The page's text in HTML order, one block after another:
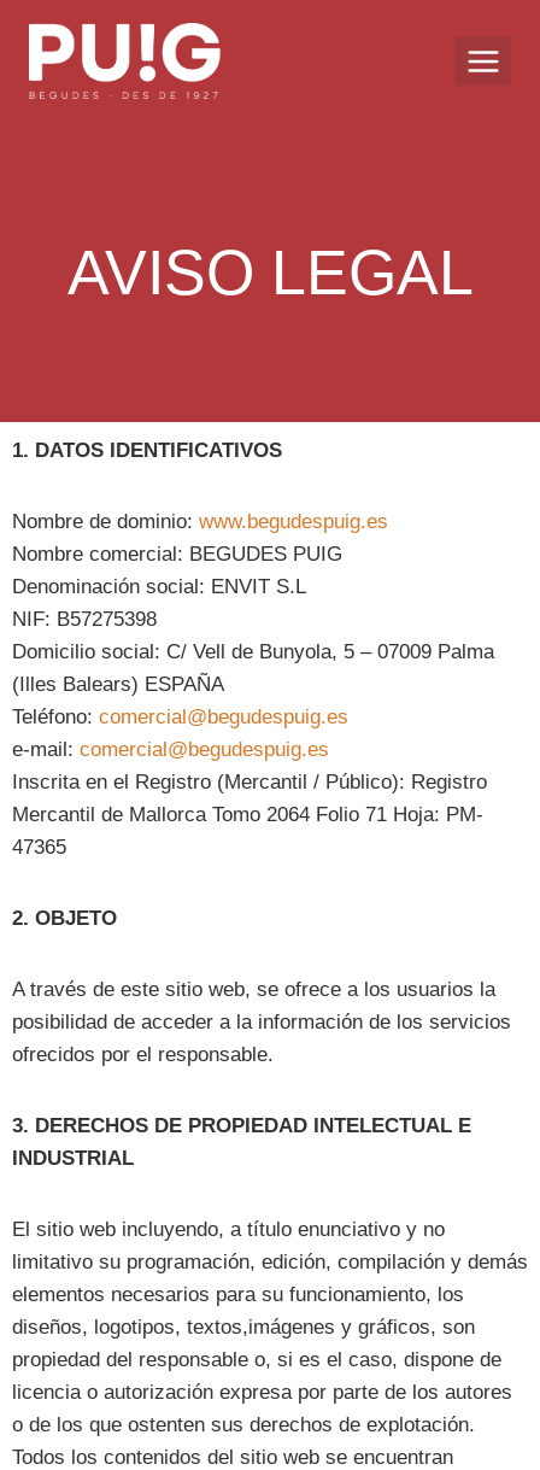
AVISO LEGAL
1. DATOS IDENTIFICATIVOS
Nombre de dominio: www.begudespuig.es
Nombre comercial: BEGUDES PUIG
Denominación social: ENVIT S.L
NIF: B57275398
Domicilio social: C/ Vell de Bunyola, 5 – 07009 Palma
(Illes Balears) ESPAÑA
Teléfono: comercial@begudespuig.es
e-mail: comercial@begudespuig.es
Inscrita en el Registro (Mercantil / Público): Registro
Mercantil de Mallorca Tomo 2064 Folio 71 Hoja: PM-
47365
2. OBJETO
A través de este sitio web, se ofrece a los usuarios la
posibilidad de acceder a la información de los servicios
ofrecidos por el responsable.
3. DERECHOS DE PROPIEDAD INTELECTUAL E
INDUSTRIAL
El sitio web incluyendo, a título enunciativo y no
limitativo su programación, edición, compilación y demás
elementos necesarios para su funcionamiento, los
diseños, logotipos, textos,imágenes y gráficos, son
propiedad del responsable o, si es el caso, dispone de
licencia o autorización expresa por parte de los autores
o de los que ostenten sus derechos de explotación.
Todos los contenidos del sitio web se encuentran